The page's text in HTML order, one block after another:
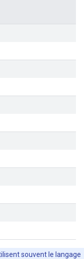
souvent le langage